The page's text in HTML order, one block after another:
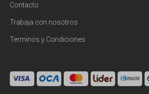
Contacto
Trabaja con nosotros
Terminos y Condiciones